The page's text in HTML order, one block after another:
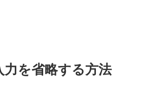
を省略する方法